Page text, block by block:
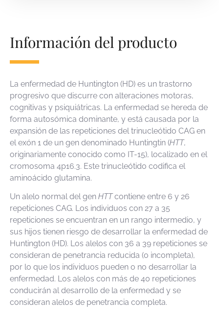
Información del producto
La enfermedad de Huntington (HD) es un trastorno
progresivo que discurre con alteraciones motoras,
cognitivas y psiquiátricas. La enfermedad se hereda de
forma autosómica dominante, y está causada por la
expansión de las repeticiones del trinucleótido CAG en
el exón 1 de un gen denominado Huntingtin (HTT,
originariamente conocido como IT-15), localizado en el
cromosoma 4p16.3. Este trinucleótido codifica el
aminoácido glutamina.
Un alelo normal del gen HTTcontiene entre 6 y 26
repeticiones CAG. Los individuos con 27 a 35
repeticiones se encuentran en un rango intermedio, y
sus hijos tienen riesgo de desarrollar la enfermedad de
Huntington (HD). Los alelos con 36 a 39 repeticiones se
consideran de penetrancia reducida (o incompleta),
por lo que los individuos pueden o no desarrollar la
enfermedad. Los alelos con más de 40 repeticiones
conducirán al desarrollo de la enfermedad y se
consideran alelos de penetrancia completa.